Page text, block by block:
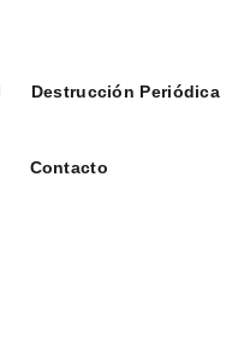
Destrucción Periódica
Contacto